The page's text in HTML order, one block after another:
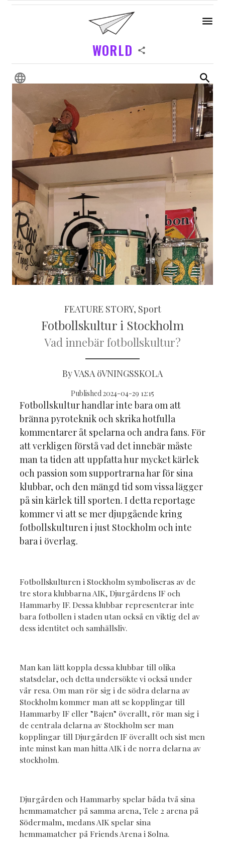
WORLD
FEATURE STORY, Sport
Fotbollskultur i Stockholm
Vad innebär fotbollskultur?
By VASA öVNINGSSKOLA
Published 2024-04-29 12:15
Fotbollskultur handlar inte bara om att
bränna pyroteknik och skrika hotfulla
kommentarer åt spelarna och andra fans. För
att verkligen förstå vad det innebär måste
man ta tiden att uppfatta hur mycket kärlek
och passion som supportrarna har för sina
klubbar, och den mängd tid som vissa lägger
på sin kärlek till sporten. I detta reportage
kommer vi att se mer djupgående kring
fotbollskulturen i just Stockholm och inte
bara i överlag.
Fotbollskulturen i Stockholm symboliseras av de
tre stora klubbarna AIK, Djurgårdens IF och
Hammarby IF. Dessa klubbar representerar inte
bara fotbollen i staden utan också en viktig del av
dess identitet och samhällsliv.
Man kan lätt koppla dessa klubbar till olika
statsdelar, och detta undersökte vi också under
vår resa. Om man rör sig i de södra delarna av
Stockholm kommer man att se kopplingar till
Hammarby IF eller ”Bajen” överallt, rör man sig i
de centrala delarna av Stockholm ser man
kopplingar till Djurgården IF överallt och sist men
inte minst kan man hitta AIK i de norra delarna av
stockholm.
Djurgården och Hammarby spelar båda två sina
hemmamatcher på samma arena, Tele 2 arena på
Södermalm, medans AIK spelar sina
hemmamatcher på Friends Arena i Solna.